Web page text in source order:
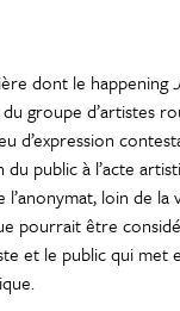
dont le happening
groupe d’artistes
d’expression
public à l’acte
loin de
pourrait être
et le public qui met